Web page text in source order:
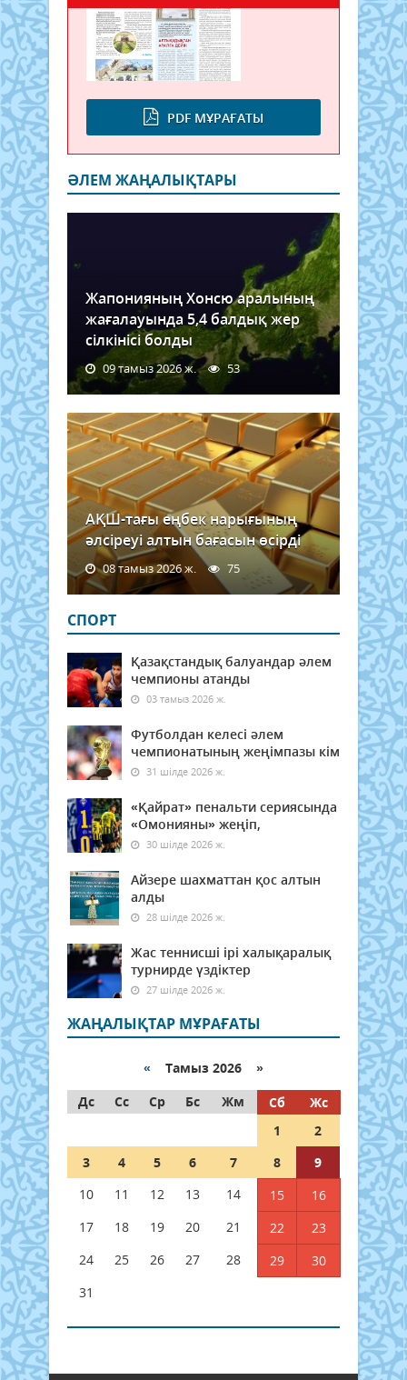
PDF МҰРАҒАТЫ
ӘЛЕМ ЖАҢАЛЫҚТАРЫ
Жапонияның Хонсю аралының
жағалауында 5,4 балдық жер
сілкінісі болды
09 тамыз 2026 ж. 53
АҚШ-тағы еңбек нарығының
әлсіреуі алтын бағасын өсірді
08 тамыз 2026 ж. 75
СПОРТ
Қазақстандық балуандар әлем
чемпионы атанды
03 тамыз 2026 ж.
Футболдан келесі әлем
чемпионатының жеңімпазы кім
31 шілде 2026 ж.
«Қайрат» пенальти сериясында
«Омонияны» жеңіп,
30 шілде 2026 ж.
Айзере шахматтан қос алтын
алды
28 шілде 2026 ж.
Жас теннисші ірі халықаралық
турнирде үздіктер
27 шілде 2026 ж.
ЖАҢАЛЫҚТАР МҰРАҒАТЫ
« Тамыз 2026 »
Дс
Сс Ср Бс Жм Сб
Жс
1
2
3
4 5 6 7 8
9
10
11 12 13 14 15
16
17
18 19 20 21 22
23
24
25 26 27 28 29
30
31